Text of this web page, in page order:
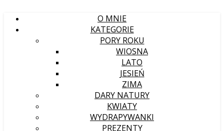
O MNIE
KATEGORIE
PORY ROKU
WIOSNA
LATO
JESIEŃ
ZIMA
DARY NATURY
KWIATY
WYDRAPYWANKI
PREZENTY